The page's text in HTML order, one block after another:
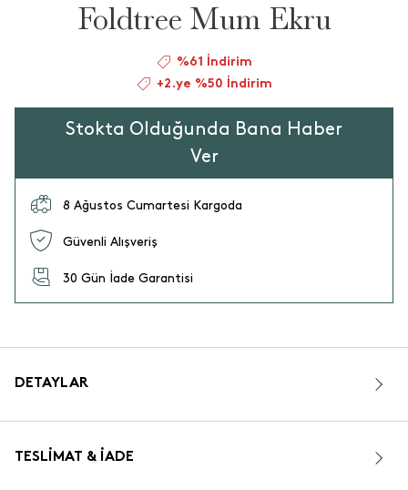
Foldtree Mum Ekru
%61 İndirim
+2.ye %50 İndirim
Stokta Olduğunda Bana Haber
Ver
8 Ağustos Cumartesi Kargoda
Güvenli Alışveriş
30 Gün İade Garantisi
DETAYLAR
TESLIMAT & İADE